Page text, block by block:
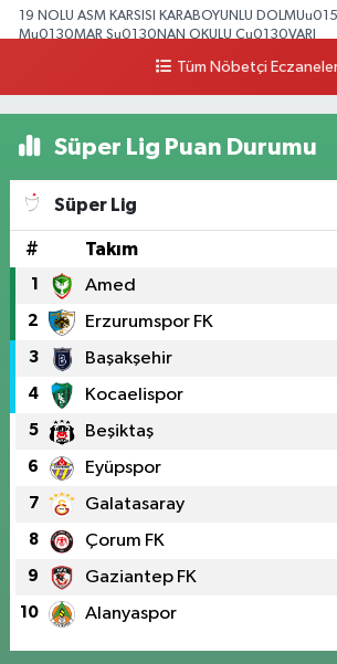
19 NOLU ASM KARSISI KARABOYUNLU
Mu0130MAR Su0130NAN OKULU Cu0130VARI
Yol Tarifi Al
Tüm Nöbetçi
Süper Lig Puan Durumu
Süper Lig
# Takım
1 Amed
2 Erzurumspor FK
3 Başakşehir
4 Kocaelispor
5 Beşiktaş
6 Eyüpspor
7 Galatasaray
8 Çorum FK
9 Gaziantep FK
10 Alanyaspor